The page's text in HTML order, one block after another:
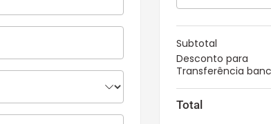
Subtotal
Desconto para
Transferência
Total